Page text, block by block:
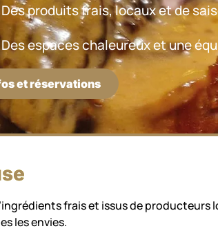
Des produits frais, locaux et de
Des espaces chaleureux et une
et réservations
frais et issus de producteurs
les envies.